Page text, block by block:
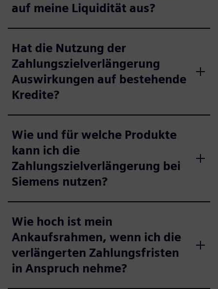
auf meine Liquidität aus?
Hat die Nutzung der
Zahlungszielverlängerung
Auswirkungen auf bestehende
Kredite?
Wie und für welche Produkte
kann ich die
Zahlungszielverlängerung bei
Siemens nutzen?
Wie hoch ist mein
Ankaufsrahmen, wenn ich die
verlängerten Zahlungsfristen
in Anspruch nehme?